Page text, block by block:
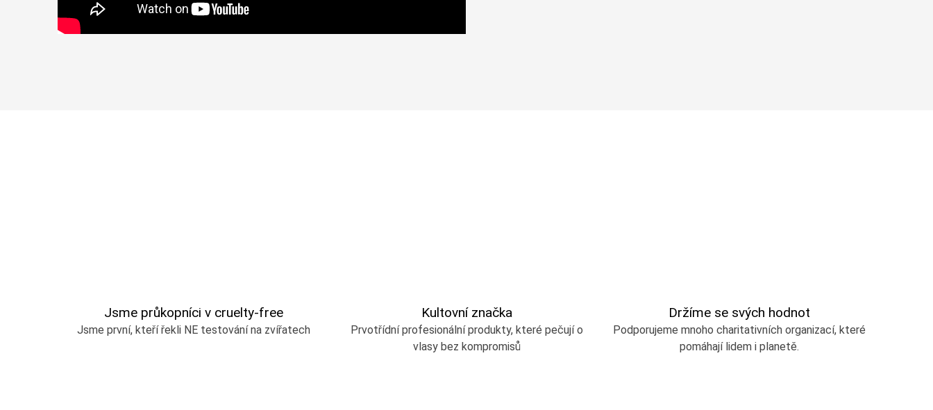
Jsme průkopníci v cruelty-free
Jsme první, kteří řekli NE testování na zvířatech
Kultovní značka
Prvotřídní profesionální produkty, které pečují o
vlasy bez kompromisů
Držíme se svých hodnot
Podporujeme mnoho charitativních organizací, které
pomáhají lidem i planetě.